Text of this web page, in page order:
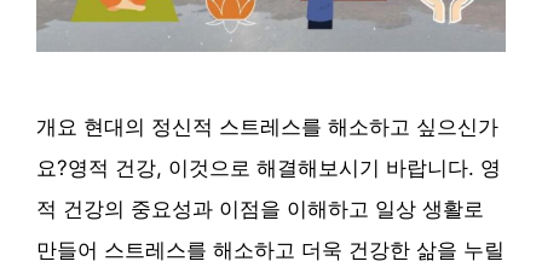
개요 현대의 정신적 스트레스를 해소하고 싶으신가
요?영적 건강, 이것으로 해결해보시기 바랍니다. 영
적 건강의 중요성과 이점을 이해하고 일상 생활로
만들어 스트레스를 해소하고 더욱 건강한 삶을 누릴